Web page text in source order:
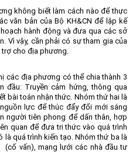
không biết làm cách nào để thực
văn bản của Bộ KH&CN để lập kế
hành động và đưa qua các sở
Vì vậy, cần phải có sự tham gia của
cho địa phương.
các địa phương có thể chia thành 3
đầu: Truyền cảm hứng, thông qua
bài toán nhận thức. Nhóm thứ hai là
lực để thúc đẩy đổi mới sáng
người tiên phong để dấn thân, hợp
quan để đưa tri thức vào quá trình
là quá trình kiến tạo. Nhóm thứ ba là
vấn), mạng lưới các nhà đầu tư